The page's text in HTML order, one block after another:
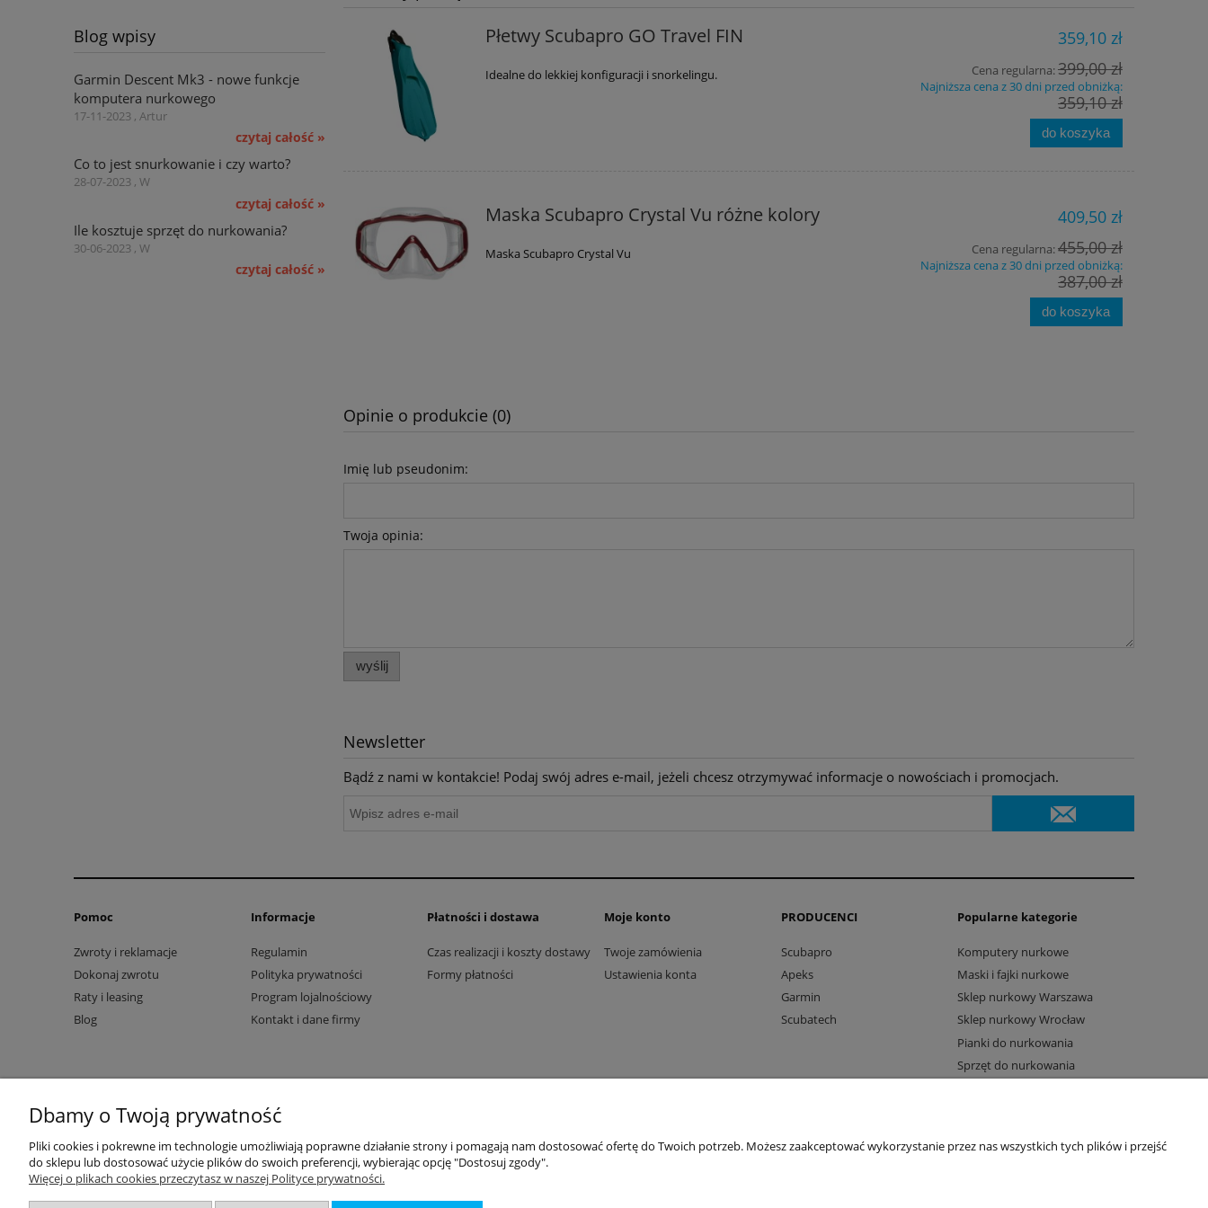
Blog wpisy
Garmin Descent Mk3 - nowe funkcje
komputera nurkowego
17-11-2023 , Artur
czytaj całość »
Co to jest snurkowanie i czy warto?
28-07-2023 , W
czytaj całość »
Ile kosztuje sprzęt do nurkowania?
30-06-2023 , W
czytaj całość »
Płetwy Scubapro GO Travel FIN
Idealne do lekkiej konfiguracji i snorkelingu.
359,10 zł
Cena regularna:399,00 zł
Najniższa cena z 30 dni przed obniżką:
359,10 zł
do koszyka
Maska Scubapro Crystal Vu różne kolory
Maska Scubapro Crystal Vu
409,50 zł
Cena regularna:455,00 zł
Najniższa cena z 30 dni przed obniżką:
387,00 zł
do koszyka
Opinie o produkcie (0)
Imię lub pseudonim:
Twoja opinia:
wyślij
Newsletter
Bądź z nami w kontakcie! Podaj swój adres e-mail, jeżeli chcesz otrzymywać informacje o nowościach i promocjach.
Pomoc
Zwroty i reklamacje
Dokonaj zwrotu
Raty i leasing
Blog
Informacje
Regulamin
Polityka prywatności
Program lojalnościowy
Kontakt i dane firmy
Płatności i dostawa
Czas realizacji i koszty dostawy
Formy płatności
Moje konto
Twoje zamówienia
Ustawienia konta
PRODUCENCI
Scubapro
Apeks
Garmin
Scubatech
Popularne kategorie
Komputery nurkowe
Maski i fajki nurkowe
Sklep nurkowy Warszawa
Sklep nurkowy Wrocław
Pianki do nurkowania
Sprzęt do nurkowania
woj. małopolskie - NIP 9452184931
tel.12 418 39 59
Dbamy o Twoją prywatność
Pliki cookies i pokrewne im technologie umożliwiają poprawne działanie strony i pomagają nam dostosować ofertę do Twoich potrzeb. Możesz zaakceptować wykorzystanie przez nas wszystkich tych plików i przejść
do sklepu lub dostosować użycie plików do swoich preferencji, wybierając opcję "Dostosuj zgody".
Więcej o plikach cookies przeczytasz w naszej Polityce prywatności.